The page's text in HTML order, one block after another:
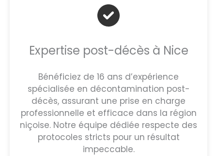
Expertise post-décès à Nice
Bénéficiez de 16 ans d’expérience
spécialisée en décontamination post-
décès, assurant une prise en charge
professionnelle et efficace dans la région
niçoise. Notre équipe dédiée respecte des
protocoles stricts pour un résultat
impeccable.